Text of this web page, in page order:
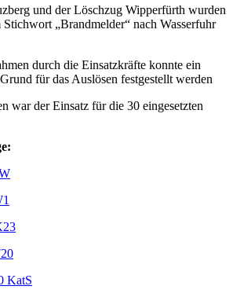
und der Löschzug Wipperfürth wurden
„Brandmelder“ nach Wasserfuhr
durch die Einsatzkräfte konnte ein
für das Auslösen festgestellt werden
war der Einsatz für die 30 eingesetzten
KatS